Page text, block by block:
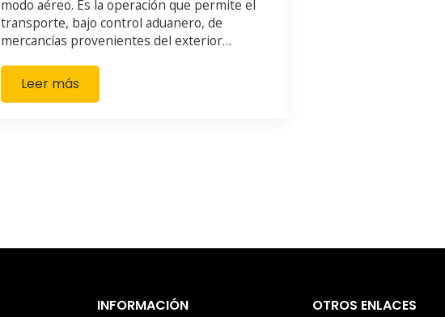
modo aéreo. Es la operación que permite el
transporte, bajo control aduanero, de
mercancías provenientes del exterior…
Leer más
INFORMACIÓN OTROS ENLACES